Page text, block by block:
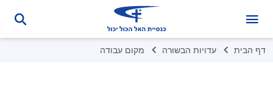
דף הבית עדויות הבשורה מקום עבודה